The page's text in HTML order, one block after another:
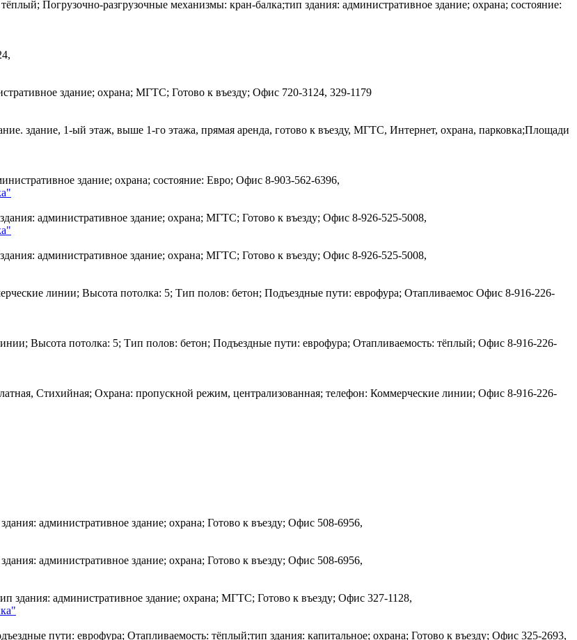
Погрузочно-разгрузочные механизмы: кран-балка;тип здания: административное здание; охрана; состояние:
здание; охрана; МГТС; Готово к въезду; Офис 720-3124, 329-1179
здание, 1-ый этаж, выше 1-го этажа, прямая аренда, готово к въезду, МГТС, Интернет, охрана, парковка;Площади
здание; охрана; состояние: Евро; Офис 8-903-562-6396,
административное здание; охрана; МГТС; Готово к въезду; Офис 8-926-525-5008,
административное здание; охрана; МГТС; Готово к въезду; Офис 8-926-525-5008,
линии; Высота потолка: 5; Тип полов: бетон; Подъездные пути: еврофура; Отапливаемос Офис 8-916-226-
Высота потолка: 5; Тип полов: бетон; Подъездные пути: еврофура; Отапливаемость: тёплый; Офис 8-916-226-
Стихийная; Охрана: пропускной режим, централизованная; телефон: Коммерческие линии; Офис 8-916-226-
административное здание; охрана; Готово к въезду; Офис 508-6956,
административное здание; охрана; Готово к въезду; Офис 508-6956,
здания: административное здание; охрана; МГТС; Готово к въезду; Офис 327-1128,
пути: еврофура; Отапливаемость: тёплый;тип здания: капитальное; охрана; Готово к въезду; Офис 325-2693,